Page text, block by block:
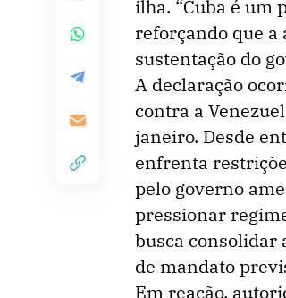
ilha. “Cuba é um
reforçando que a
sustentação do
A declaração
contra a
janeiro. Desde
enfrenta
pelo governo
pressionar
busca consolidar
de mandato
Em reação,